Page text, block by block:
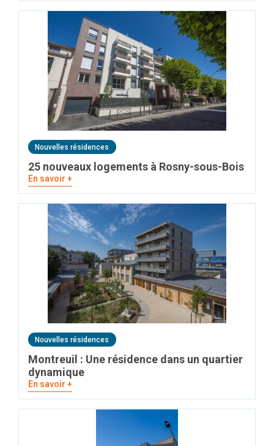
Nouvelles résidences
25 nouveaux logements à Rosny-sous-Bois
En savoir +
Nouvelles résidences
Montreuil : Une résidence dans un quartier
dynamique
En savoir +